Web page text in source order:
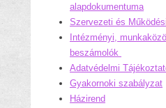
alapdokumentuma
Szervezeti és
Intézményi,
beszámolók
Adatvédelmi
Gyakornoki szabályzat
Házirend